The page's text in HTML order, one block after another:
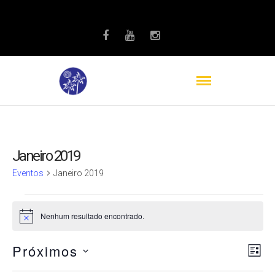
Janeiro 2019
Eventos Janeiro 2019
Eventos
Notice Nenhum resultado encontrado.
Lista
Próximos